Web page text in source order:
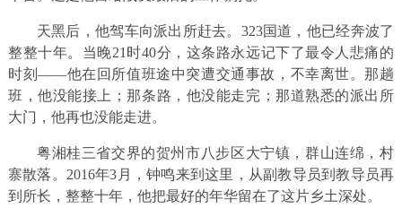
天黑后，他驾车向派出所赶去。323国道，他已经奔波了
整整十年。当晚21时40分，这条路永远记下了最令人悲痛的
时刻——他在回所值班途中突遭交通事故，不幸离世。那趟
班，他没能接上；那条路，他没能走完；那道熟悉的派出所
大门，他再也没能走进。
粤湘桂三省交界的贺州市八步区大宁镇，群山连绵，村
寨散落。2016年3月，钟鸣来到这里，从副教导员到教导员再
到所长，整整十年，他把最好的年华留在了这片乡土深处。